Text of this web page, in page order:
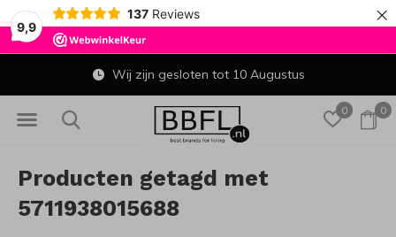
9,9
137 Reviews ×
0 0
Wij zijn gesloten tot 10 Augustus
Producten getagd met
5711938015688